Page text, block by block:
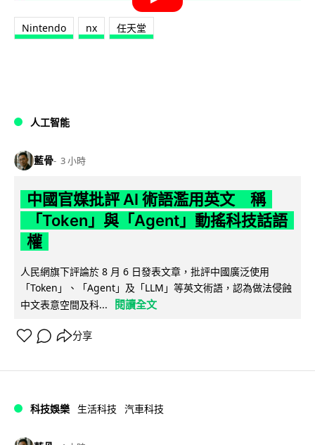
Nintendo nx 任天堂
人工智能
藍骨 3 小時
中國官媒批評 AI 術語濫用英文 稱
「Token」與「Agent」動搖科技話語
權
人民網旗下評論於 8 月 6 日發表文章，批評中國廣泛使用
「Token」、「Agent」及「LLM」等英文術語，認為做法侵蝕
中文表意空間及科...
閱讀全文
分享
科技娛樂 生活科技 汽車科技